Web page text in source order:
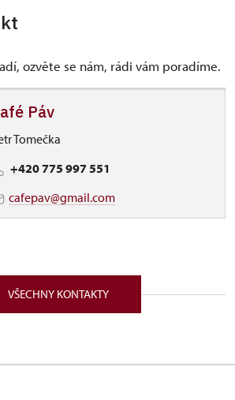
ozvěte se nám, rádi vám poradíme.
Páv
Tomečka
+420 775 997 551
cafepav@gmail.com
VŠECHNY KONTAKTY